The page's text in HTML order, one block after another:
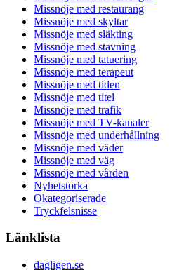
Missnöje med restaurang
Missnöje med skyltar
Missnöje med släkting
Missnöje med stavning
Missnöje med tatuering
Missnöje med terapeut
Missnöje med tiden
Missnöje med titel
Missnöje med trafik
Missnöje med TV-kanaler
Missnöje med underhållning
Missnöje med väder
Missnöje med väg
Missnöje med vården
Nyhetstorka
Okategoriserade
Tryckfelsnisse
Länklista
dagligen.se